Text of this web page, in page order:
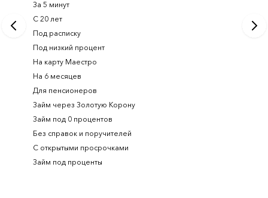
За 5 минут
С 20 лет
Под расписку
Под низкий процент
На карту Маестро
На 6 месяцев
Для пенсионеров
Займ через Золотую Корону
Займ под 0 процентов
Без справок и поручителей
С открытыми просрочками
Займ под проценты
Займ на
Займ